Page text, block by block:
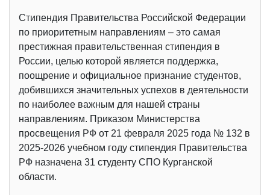
Стипендия Правительства Российской Федерации
по приоритетным направлениям – это самая
престижная правительственная стипендия в
России, целью которой является поддержка,
поощрение и официальное признание студентов,
добившихся значительных успехов в деятельности
по наиболее важным для нашей страны
направлениям. Приказом Министерства
просвещения РФ от 21 февраля 2025 года № 132 в
2025-2026 учебном году стипендия Правительства
РФ назначена 31 студенту СПО Курганской
области.